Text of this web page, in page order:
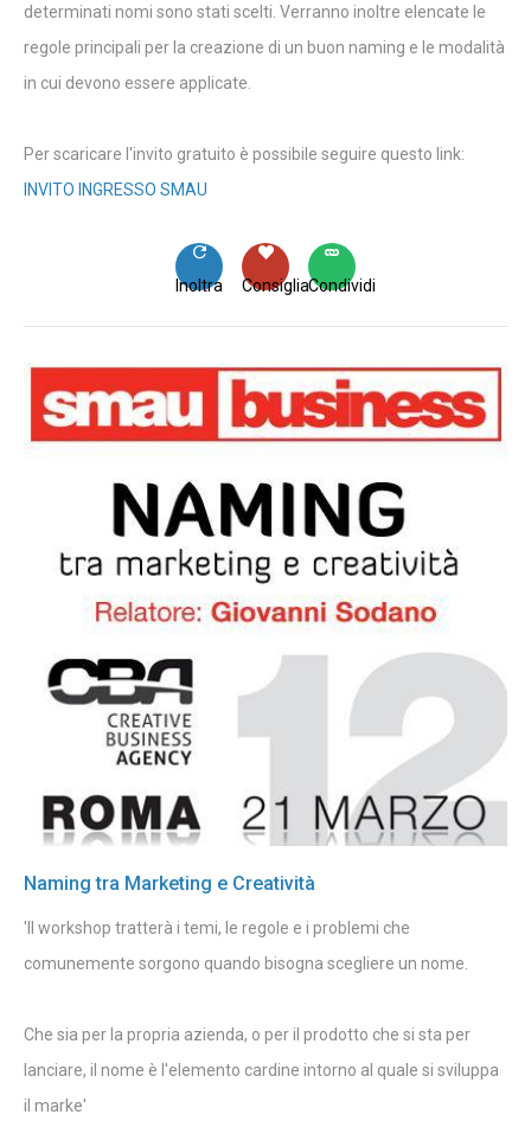
determinati nomi sono stati scelti. Verranno inoltre elencate le
regole principali per la creazione di un buon naming e le modalità
in cui devono essere applicate.
Per scaricare l'invito gratuito è possibile seguire questo link:
INVITO INGRESSO SMAU
Condividi
Consiglia
Inoltra
Naming tra Marketing e Creatività
'Il workshop tratterà i temi, le regole e i problemi che
comunemente sorgono quando bisogna scegliere un nome.
Che sia per la propria azienda, o per il prodotto che si sta per
lanciare, il nome è l'elemento cardine intorno al quale si sviluppa
il marke'